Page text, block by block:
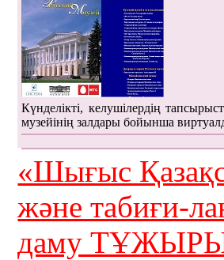
Күнделікті, келушілердің
музейінің залдары бойынша
«Шығыс
және табиғи-
даму